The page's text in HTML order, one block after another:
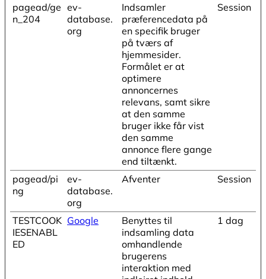
pagead/ge
n_204
ev-
database.
org
Indsamler
præferencedata på
en specifik bruger
på tværs af
hjemmesider.
Formålet er at
optimere
annoncernes
relevans, samt sikre
at den samme
bruger ikke får vist
den samme
annonce flere gange
end tiltænkt.
Session
pagead/pi
ng
ev-
database.
org
Afventer Session
TESTCOOK
IESENABL
ED
Google
Benyttes til
indsamling data
omhandlende
brugerens
interaktion med
1 dag